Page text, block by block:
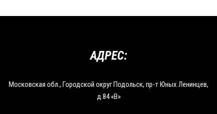
АДРЕС:
Московская обл., Городской округ Подольск, пр-т Юных Ленинцев,
д.84 «В»